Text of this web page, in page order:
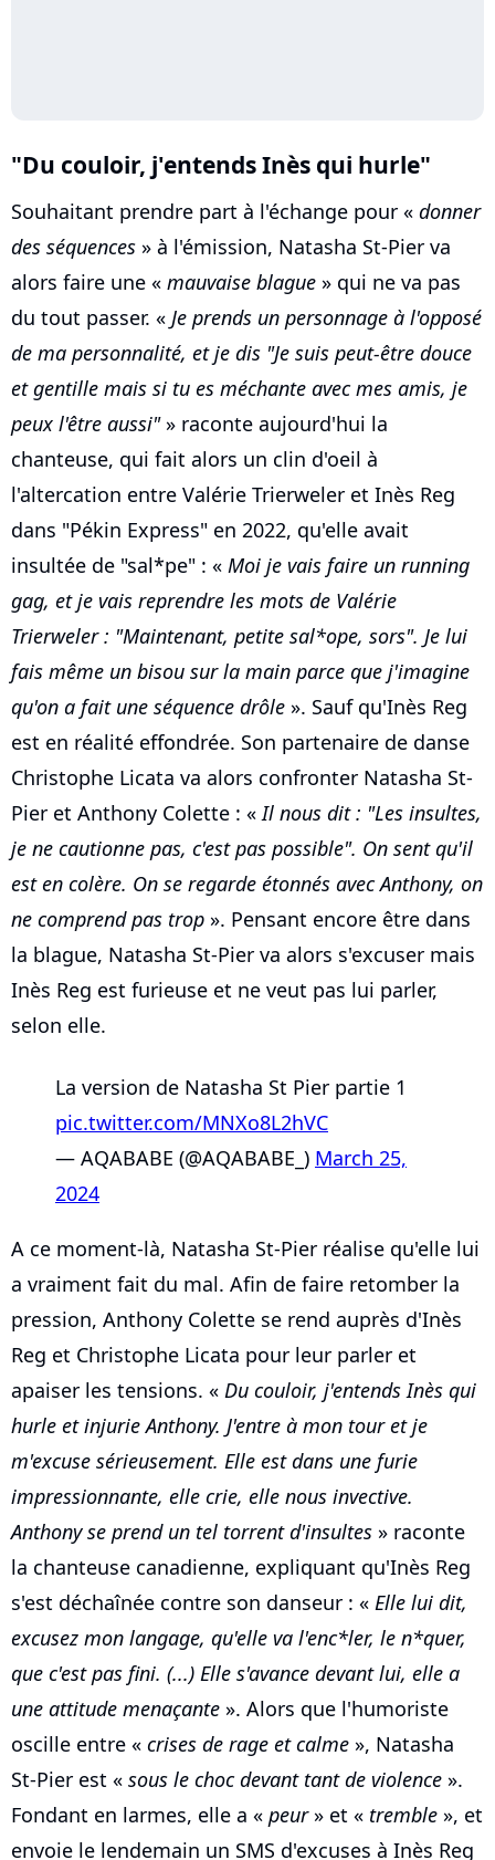
"Du couloir, j'entends Inès qui hurle"
Souhaitant prendre part à l'échange pour « donner
des séquences » à l'émission, Natasha St-Pier va
alors faire une « mauvaise blague » qui ne va pas
du tout passer. « Je prends un personnage à l'opposé
de ma personnalité, et je dis "Je suis peut-être douce
et gentille mais si tu es méchante avec mes amis, je
peux l'être aussi"» raconte aujourd'hui la
chanteuse, qui fait alors un clin d'oeil à
l'altercation entre Valérie Trierweler et Inès Reg
dans "Pékin Express" en 2022, qu'elle avait
insultée de "sal*pe" : « Moi je vais faire un running
gag, et je vais reprendre les mots de Valérie
Trierweler : "Maintenant, petite sal*ope, sors". Je lui
fais même un bisou sur la main parce que j'imagine
qu'on a fait une séquence drôle ». Sauf qu'Inès Reg
est en réalité effondrée. Son partenaire de danse
Christophe Licata va alors confronter Natasha St-
Pier et Anthony Colette : «Il nous dit : "Les insultes,
je ne cautionne pas, c'est pas possible". On sent qu'il
est en colère. On se regarde étonnés avec Anthony, on
ne comprend pas trop ». Pensant encore être dans
la blague, Natasha St-Pier va alors s'excuser mais
Inès Reg est furieuse et ne veut pas lui parler,
selon elle.
La version de Natasha St Pier partie 1
pic.twitter.com/MNXo8L2hVC
— AQABABE (@AQABABE_) March 25,
2024
A ce moment-là, Natasha St-Pier réalise qu'elle lui
a vraiment fait du mal. Afin de faire retomber la
pression, Anthony Colette se rend auprès d'Inès
Reg et Christophe Licata pour leur parler et
apaiser les tensions. « Du couloir, j'entends Inès qui
hurle et injurie Anthony. J'entre à mon tour et je
m'excuse sérieusement. Elle est dans une furie
impressionnante, elle crie, elle nous invective.
Anthony se prend un tel torrent d'insultes » raconte
la chanteuse canadienne, expliquant qu'Inès Reg
s'est déchaînée contre son danseur : « Elle lui dit,
excusez mon langage, qu'elle va l'enc*ler, le n*quer,
que c'est pas fini. (...) Elle s'avance devant lui, elle a
une attitude menaçante ». Alors que l'humoriste
oscille entre « crises de rage et calme », Natasha
St-Pier est « sous le choc devant tant de violence ».
Fondant en larmes, elle a « peur» et « tremble », et
envoie le lendemain un SMS d'excuses à Inès Reg